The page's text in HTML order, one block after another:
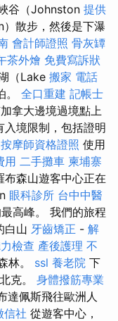
谷（Johnston 提供
散步，然後是下瀑
會計師證照 骨灰罈
茶外燴 免費寫訴狀
（Lake 搬家 電話
。 全口重建 記帳士
拿大邊境過境點上
境限制，包括證明
按摩師資格證照 使用
用 二手攤車 柬埔寨
布森山遊客中心正在
眼科診所 台中中醫
高峰。 我們的旅程
白山 牙齒矯正 - 解
檢查 產後護理 不
林。 ssl 養老院 下
克。 身體撥筋專業
達佩斯飛往歐洲人
信社 從遊客中心，